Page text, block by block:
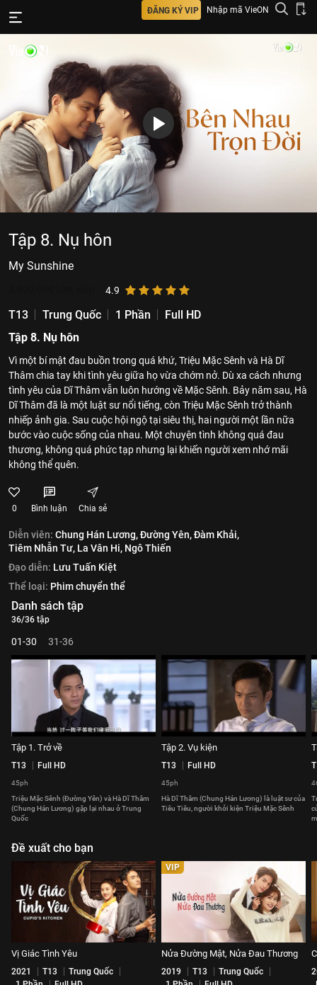
ĐĂNG KÝ VIP Nhập mã VieON
Tập 8. Nụ hôn
My Sunshine
4.9
T13 Trung Quốc 1 Phần
Full HD
Tập 8. Nụ hôn
Vì một bí mật đau buồn trong quá khứ, Triệu Mặc Sênh và Hà Dĩ
Thâm chia tay khi tình yêu giữa họ vừa chớm nở. Dù xa cách nhưng
tình yêu của Dĩ Thâm vẫn luôn hướng về Mặc Sênh. Bảy năm sau, Hà
Dĩ Thâm đã là một luật sư nổi tiếng, còn Triệu Mặc Sênh trở thành
nhiếp ảnh gia. Sau cuộc hội ngộ tại siêu thị, hai người một lần nữa
bước vào cuộc sống của nhau. Một chuyện tình không quá đau
thương, không quá phức tạp nhưng lại khiến người xem nhớ mãi
không thể quên.
0 Bình luận Chia sẻ
Diễn viên: Chung Hán Lương,Đường Yên,Đàm Khải,
Tiêm Nhẫn Tư, La Vân Hi, Ngô Thiến
Đạo diễn: Lưu Tuấn Kiệt
Thể loại: Phim chuyển thể
Danh sách tập
36/36 tập
01-30 31-36
Tập 1. Trở về
T13 Full HD
45ph
Triệu Mặc Sênh (Đường Yên) và Hà Dĩ Thâm
(Chung Hán Lương) gặp lại nhau ở Trung
Quốc
Tập 2. Vụ kiện
T13 Full HD
45ph
Hà Dĩ Thâm (Chung Hán Lương) là luật sư của
Tiêu Tiêu, người khởi kiện Triệu Mặc Sênh
Đề xuất cho bạn
Vị Giác Tình Yêu
2021 T13
Trung Quốc
VIP
Nửa Đường Mật, Nửa Đau Thương
2019 T13
Trung Quốc